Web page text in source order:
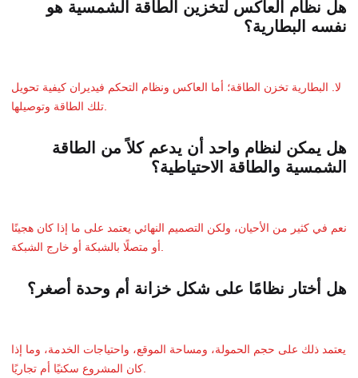
هل نظام العاكس لتخزين الطاقة الشمسية هو
نفسه البطارية؟
لا. البطارية تخزن الطاقة؛ أما العاكس ونظام التحكم فيديران كيفية تحويل
تلك الطاقة وتوصيلها.
هل يمكن لنظام واحد أن يدعم كلاً من الطاقة
الشمسية والطاقة الاحتياطية؟
نعم في كثير من الأحيان، ولكن التصميم النهائي يعتمد على ما إذا كان هجينًا
أو متصلًا بالشبكة أو خارج الشبكة.
هل أختار نظامًا على شكل خزانة أم وحدة أصغر؟
يعتمد ذلك على حجم الحمولة، ومساحة الموقع، واحتياجات الخدمة، وما إذا
كان المشروع سكنيًا أم تجاريًا.